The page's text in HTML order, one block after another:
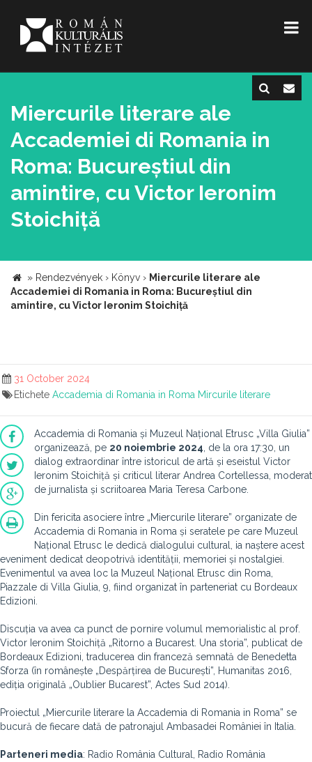
Miercurile literare ale
Accademiei di Romania in
Roma: Bucureștiul din
amintire, cu Victor Ieronim
Stoichiță
» Rendezvények › Könyv › Miercurile literare ale
Accademiei di Romania in Roma: Bucureștiul din
amintire, cu Victor Ieronim Stoichiță
31 October 2024
Etichete Accademia di Romania in Roma Mircurile literare
Accademia di Romania și Muzeul Național Etrusc „Villa Giulia”
organizează, pe 20 noiembrie 2024 , de la ora 17:30, un
dialog extraordinar între istoricul de artă și eseistul Victor
Ieronim Stoichiță și criticul literar Andrea Cortellessa, moderat
de jurnalista și scriitoarea Maria Teresa Carbone.
Din fericita asociere între „Miercurile literare” organizate de
Accademia di Romania in Roma și seratele pe care Muzeul
Național Etrusc le dedică dialogului cultural, ia naștere acest
eveniment dedicat deopotrivă identității, memoriei și nostalgiei.
Evenimentul va avea loc la Muzeul Național Etrusc din Roma,
Piazzale di Villa Giulia, 9, fiind organizat în parteneriat cu Bordeaux
Edizioni.
Discuția va avea ca punct de pornire volumul memorialistic al prof.
Victor Ieronim Stoichiță „Ritorno a Bucarest. Una storia”, publicat de
Bordeaux Edizioni, traducerea din franceză semnată de Benedetta
Sforza (în românește „Despărțirea de București”, Humanitas 2016,
ediția originală „Oublier Bucarest”, Actes Sud 2014).
Proiectul „Miercurile literare la Accademia di Romania in Roma” se
bucură de fiecare dată de patronajul Ambasadei României în Italia.
Parteneri media: Radio România Cultural, Radio România